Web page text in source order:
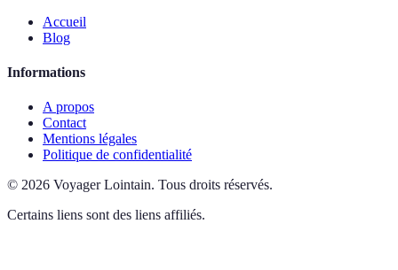
Accueil
Blog
Informations
A propos
Contact
Mentions légales
Politique de confidentialité
© 2026 Voyager Lointain. Tous droits réservés.
Certains liens sont des liens affiliés.